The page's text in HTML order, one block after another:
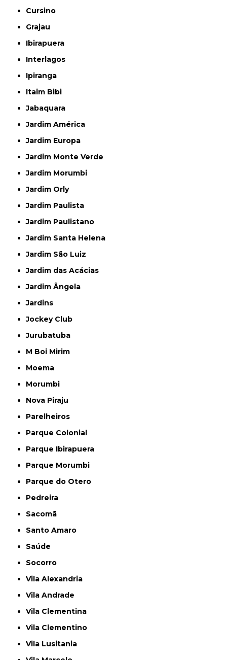
Cursino
Grajau
Ibirapuera
Interlagos
Ipiranga
Itaim Bibi
Jabaquara
Jardim América
Jardim Europa
Jardim Monte Verde
Jardim Morumbi
Jardim Orly
Jardim Paulista
Jardim Paulistano
Jardim Santa Helena
Jardim São Luiz
Jardim das Acácias
Jardim Ângela
Jardins
Jockey Club
Jurubatuba
M Boi Mirim
Moema
Morumbi
Nova Piraju
Parelheiros
Parque Colonial
Parque Ibirapuera
Parque Morumbi
Parque do Otero
Pedreira
Sacomã
Santo Amaro
Saúde
Socorro
Vila Alexandria
Vila Andrade
Vila Clementina
Vila Clementino
Vila Lusitania